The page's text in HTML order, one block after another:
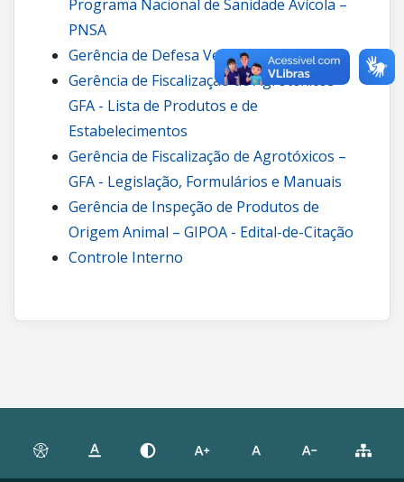
Programa Nacional de Sanidade Avícola –
PNSA
Gerência de Defesa Vegetal – GDV
Gerência de Fiscalização de Agrotóxicos –
GFA - Lista de Produtos e de
Estabelecimentos
Gerência de Fiscalização de Agrotóxicos –
GFA - Legislação, Formulários e Manuais
Gerência de Inspeção de Produtos de
Origem Animal – GIPOA - Edital-de-Citação
Controle Interno